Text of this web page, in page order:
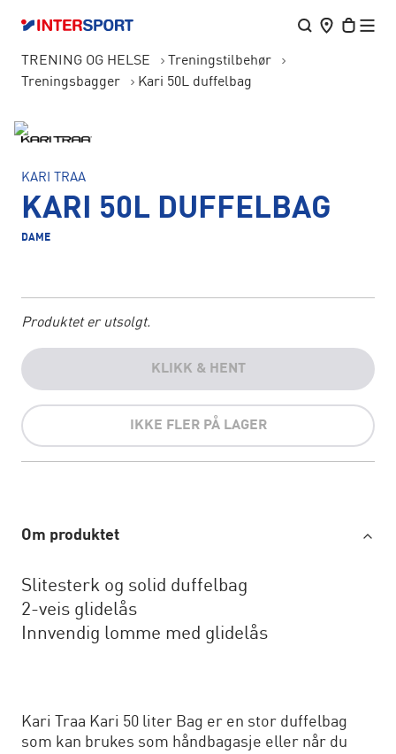
TRENING OG HELSE
Treningstilbehør
Treningsbagger
Kari 50L duffelbag
KARI TRAA
KARI 50L DUFFELBAG
DAME
Produktet er utsolgt.
KLIKK & HENT
IKKE FLER PÅ LAGER
Om produktet
Slitesterk og solid duffelbag
2-veis glidelås
Innvendig lomme med glidelås
Kari Traa Kari 50 liter Bag er en stor duffelbag
som kan brukes som håndbagasje eller når du